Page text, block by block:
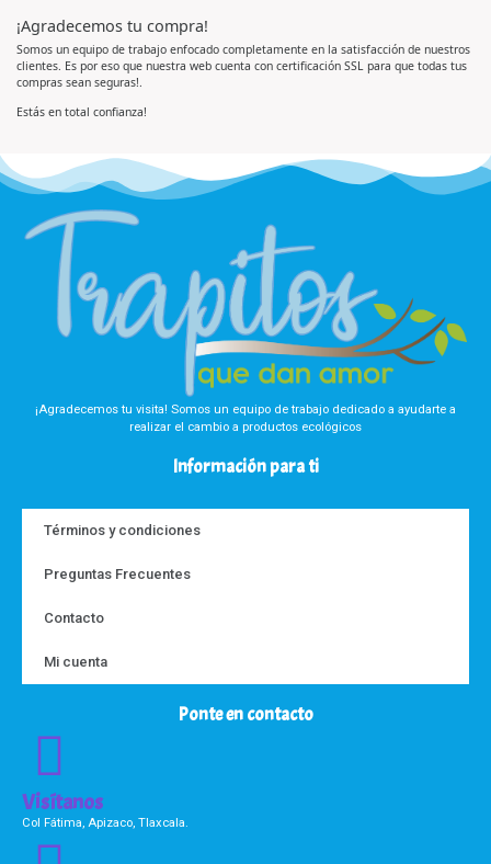
5
e
n
0
d
e
5
o
r
a
d
o
n
d
¡Agradecemos tu compra!
Somos un equipo de trabajo enfocado completamente en la satisfacción de nuestros
clientes. Es por eso que nuestra web cuenta con certificación SSL para que todas tus
compras sean seguras!.
Estás en total confianza!
¡Agradecemos tu visita! Somos un equipo de trabajo dedicado a ayudarte a
realizar el cambio a productos ecológicos
Información para ti
Términos y condiciones
Preguntas Frecuentes
Contacto
Mi cuenta
Ponte en contacto
Visítanos
Col Fátima, Apizaco, Tlaxcala.